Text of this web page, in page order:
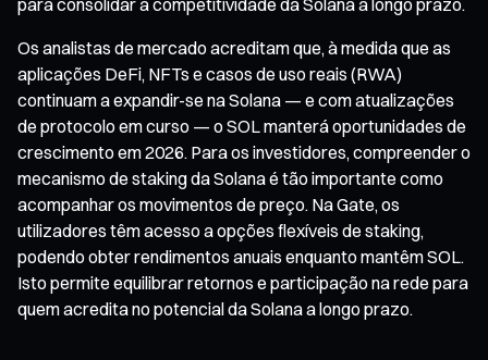
Os analistas de mercado acreditam que, à medida que as
aplicações DeFi, NFTs e casos de uso reais (RWA)
continuam a expandir-se na Solana — e com atualizações
de protocolo em curso — o SOL manterá oportunidades de
crescimento em 2026. Para os investidores, compreender o
mecanismo de staking da Solana é tão importante como
acompanhar os movimentos de preço. Na Gate, os
utilizadores têm acesso a opções flexíveis de staking,
podendo obter rendimentos anuais enquanto mantêm SOL.
Isto permite equilibrar retornos e participação na rede para
quem acredita no potencial da Solana a longo prazo.